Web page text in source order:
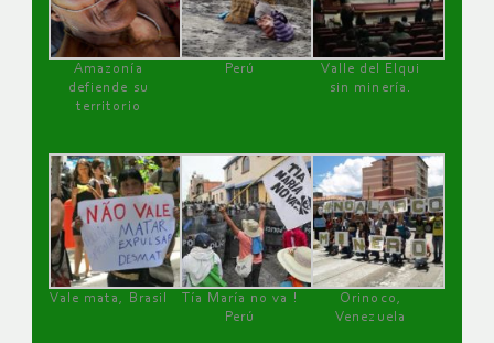
Amazonía
defiende su
territorio
Perú
Valle del Elqui
sin minería.
Vale mata, Brasil
Tía María no va !
Perú
Orinoco,
Venezuela